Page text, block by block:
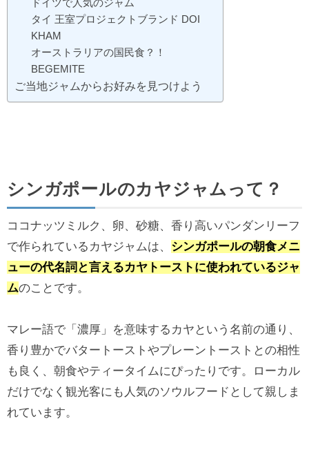
タイ 王室プロジェクトブランド DOI
KHAM
オーストラリアの国民食？！
BEGEMITE
ご当地ジャムからお好みを見つけよう
シンガポールのカヤジャムって？
ココナッツミルク、卵、砂糖、香り高いパンダンリーフ
で作られているカヤジャムは、 シンガポールの朝食メニ
ューの代名詞と言えるカヤトーストに使われているジャ
ムのことです。
マレー語で「濃厚」を意味するカヤという名前の通り、
香り豊かでバタートーストやプレーントーストとの相性
も良く、朝食やティータイムにぴったりです。ローカル
だけでなく観光客にも人気のソウルフードとして親しま
れています。